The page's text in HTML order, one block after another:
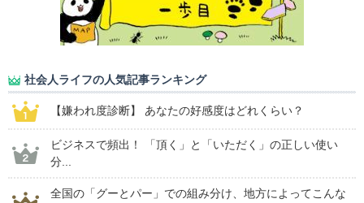
社会人ライフの人気記事ランキング
【嫌われ度診断】 あなたの好感度はどれくらい？
ビジネスで頻出！ 「頂く」と「いただく」の正しい使い
分...
全国の「グーとパー」での組み分け、地方によってこんな